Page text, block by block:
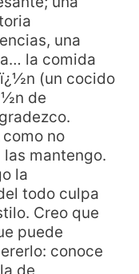
una
la comida
(un cocido
de
no
mantengo.
la
todo culpa
Creo que
puede
conoce
de